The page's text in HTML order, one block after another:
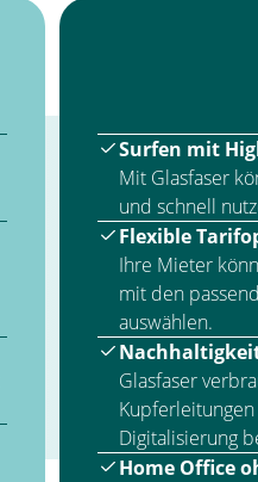
Surfen mit
Mit Glasfaser
und schnell
Flexible
Ihre Mieter
mit den
auswählen.
Glasfaser
Digitalisierung
Home Office